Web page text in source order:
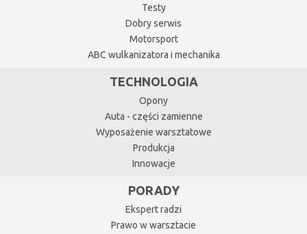
Testy
Dobry serwis
Motorsport
ABC wulkanizatora i mechanika
TECHNOLOGIA
Opony
Auta - części zamienne
Wyposażenie warsztatowe
Produkcja
Innowacje
PORADY
Ekspert radzi
Prawo w warsztacie